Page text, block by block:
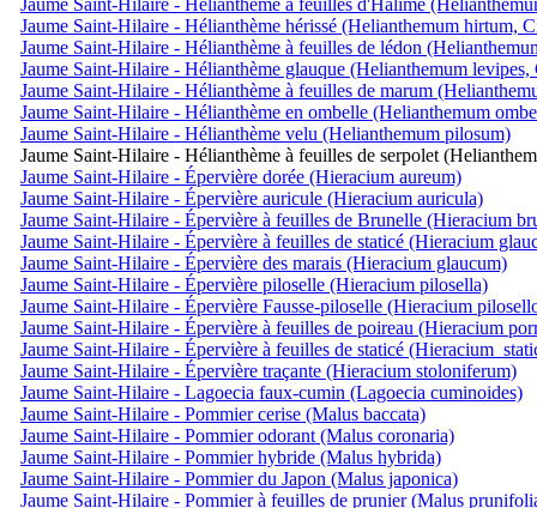
Jaume Saint-Hilaire - Hélianthème hérissé (Helianthemum hirtum,
Jaume Saint-Hilaire - Hélianthème à feuilles de lédon
Jaume Saint-Hilaire - Hélianthème glauque (Helianthemum levipes,
Jaume Saint-Hilaire - Hélianthème à feuilles de marum
Jaume Saint-Hilaire - Hélianthème en ombelle (Helianthemum
Jaume Saint-Hilaire - Hélianthème velu (Helianthemum pilosum)
Jaume Saint-Hilaire - Hélianthème à feuilles de serpolet
Jaume Saint-Hilaire - Épervière dorée (Hieracium aureum)
Jaume Saint-Hilaire - Épervière auricule (Hieracium auricula)
Jaume Saint-Hilaire - Épervière à feuilles de Brunelle (Hieracium
Jaume Saint-Hilaire - Épervière à feuilles de staticé (Hieracium
Jaume Saint-Hilaire - Épervière des marais (Hieracium glaucum)
Jaume Saint-Hilaire - Épervière piloselle (Hieracium pilosella)
Jaume Saint-Hilaire - Épervière Fausse-piloselle (Hieracium
Jaume Saint-Hilaire - Épervière à feuilles de poireau (Hieracium
Jaume Saint-Hilaire - Épervière à feuilles de staticé
Jaume Saint-Hilaire - Épervière traçante (Hieracium stoloniferum)
Jaume Saint-Hilaire - Lagoecia faux-cumin (Lagoecia cuminoides)
Jaume Saint-Hilaire - Pommier cerise (Malus baccata)
Jaume Saint-Hilaire - Pommier odorant (Malus coronaria)
Jaume Saint-Hilaire - Pommier hybride (Malus hybrida)
Jaume Saint-Hilaire - Pommier du Japon (Malus japonica)
Jaume Saint-Hilaire - Pommier à feuilles de prunier (Malus